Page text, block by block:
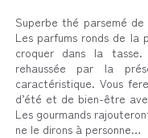
Superbe thé parsemé
Les parfums ronds de la
croquer dans la tasse.
rehaussée par la
caractéristique. Vous
d’été et de bien-être
Les gourmands
ne le dirons à personne…